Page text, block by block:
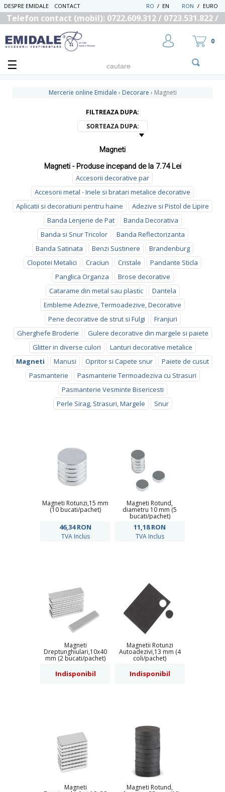
DESPRE EMIDALE CONTACT RON / EURO
EN
/
RO
Telefon contact (mobil): 0722.609.312 / 0723.531.822 /
UTILIZATOR NOU
RECUPEREAZA PAROLA
0
Mercerie online Emidale › Decorare › Magneti
FILTREAZA DUPA:
SORTEAZA DUPA:
Magneti
Magneti - Produse incepand de la 7.74 Lei
Accesorii decorative par
Accesorii metal - Inele si bratari metalice decorative
Aplicatii si decoratiuni pentru haine
Adezive si Pistol de Lipire
Banda Lenjerie de Pat
Banda Decorativa
Banda si Snur Tricolor
Banda Reflectorizanta
Banda Satinata
Benzi Sustinere
Brandenburg
Clopotei Metalici
Craciun Cristale
Pandante Sticla
Panglica Organza
Brose decorative
Catarame din metal sau plastic
Dantela
Embleme Adezive, Termoadezive, Decorative
Pene decorative de strut si Fulgi
Franjuri
Gherghefe Broderie
Gulere decorative din margele si paiete
Glitter in diverse culori
Lanturi decorative metalice
Magneti
Manusi Opritor si Capete snur
Paiete de cusut
Pasmanterie
Pasmanterie Termoadeziva cu Strasuri
Pasmanterie Vesminte Bisericesti
Perle Sirag, Strasuri, Margele
Snur
Magneti Rotunzi,15 mm
(10 bucati/pachet)
46,34RON
TVA Inclus
Magneti Rotund,
diametru 10 mm (5
bucati/pachet)
11,18RON
TVA Inclus
Magneti
Dreptunghiulari,10x40
mm (2 bucati/pachet)
Indisponibil
Magnetii Rotunzi
Autoadezivi,13 mm (4
coli/pachet)
Indisponibil
Magneti Magneti Rotund,